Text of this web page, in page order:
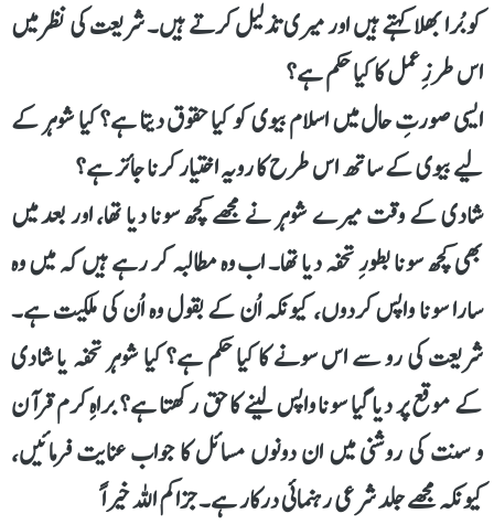
کو بُرا بھلا کہتے ہیں اور میری تذلیل کرتے ہیں۔ شریعت کی نظر میں
اس طرزِ عمل کا کیا حکم ہے؟
ایسی صورتِ حال میں اسلام بیوی کو کیا حقوق دیتا ہے؟ کیا شوہر کے
لیے بیوی کے ساتھ اس طرح کا رویہ اختیار کرنا جائز ہے؟
شادی کے وقت میرے شوہر نے مجھے کچھ سونا دیا تھا، اور بعد میں
بھی کچھ سونا بطورِ تحفہ دیا تھا۔ اب وہ مطالبہ کر رہے ہیں کہ میں وہ
سارا سونا واپس کردوں، کیونکہ اُن کے بقول وہ اُن کی ملکیت ہے۔
شریعت کی رو سے اس سونے کا کیا حکم ہے؟ کیا شوہر تحفہ یا شادی
کے موقع پر دیا گیا سونا واپس لینے کا حق رکھتا ہے؟ براہِ کرم قرآن
و سنت کی روشنی میں ان دونوں مسائل کا جواب عنایت فرمائیں،
کیونکہ مجھے جلد شرعی رہنمائی درکار ہے۔ جزاکم اللہ خیراً